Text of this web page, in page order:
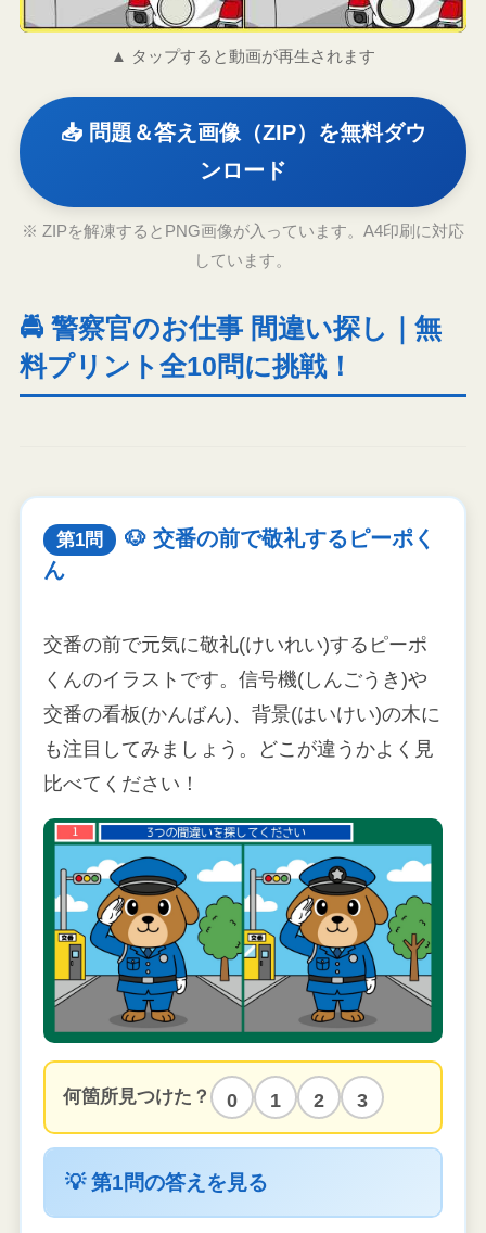
▲ タップすると動画が再生されます
📥 問題＆答え画像（ZIP）を無料ダウ
ンロード
※ ZIPを解凍するとPNG画像が入っています。A4印刷に対応
しています。
🚔 警察官のお仕事 間違い探し｜無
料プリント全10問に挑戦！
第1問
🐶 交番の前で敬礼するピーポく
ん
交番の前で元気に敬礼(けいれい)するピーポ
くんのイラストです。信号機(しんごうき)や
交番の看板(かんばん)、背景(はいけい)の木に
も注目してみましょう。どこが違うかよく見
比べてください！
何箇所見つけた？ 0 1 2 3
💡 第1問の答えを見る